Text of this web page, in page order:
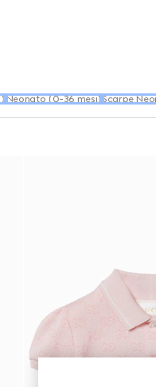
Neonato (0-36 mesi) Scarpe